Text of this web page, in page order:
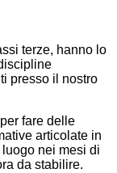
terze, hanno lo
presso il nostro
fare delle
articolate in
nei mesi di
da stabilire.